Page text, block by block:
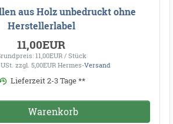
aus Holz unbedruckt ohne
Herstellerlabel
11,00EUR
11,00EUR / Stück
zzgl. 5,00EUR Hermes-Versand
Lieferzeit 2-3 Tage **
Warenkorb